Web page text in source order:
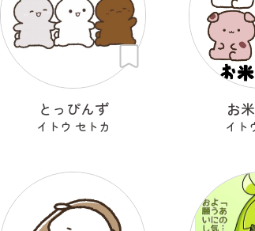
とっぴんず
イトウ セトカ
お
イト